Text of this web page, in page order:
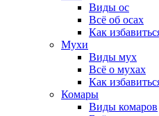
Виды ос
Всё об осах
Как
Мухи
Виды мух
Всё о мухах
Как
Комары
Виды комаров